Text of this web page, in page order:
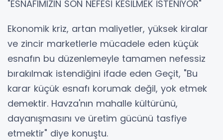
"ESNAFIMIZIN SON NEFESİ KESİLMEK İSTENİYOR"
Ekonomik kriz, artan maliyetler, yüksek kiralar
ve zincir marketlerle mücadele eden küçük
esnafın bu düzenlemeyle tamamen nefessiz
bırakılmak istendiğini ifade eden Geçit, "Bu
karar küçük esnafı korumak değil, yok etmek
demektir. Havza'nın mahalle kültürünü,
dayanışmasını ve üretim gücünü tasfiye
etmektir" diye konuştu.